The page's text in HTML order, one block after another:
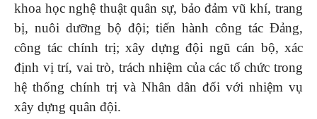
khoa học nghệ thuật quân sự, bảo đảm vũ khí, trang
bị, nuôi dưỡng bộ đội; tiến hành công tác Đảng,
công tác chính trị; xây dựng đội ngũ cán bộ, xác
định vị trí, vai trò, trách nhiệm của các tổ chức trong
hệ thống chính trị và Nhân dân đối với nhiệm vụ
xây dựng quân đội.